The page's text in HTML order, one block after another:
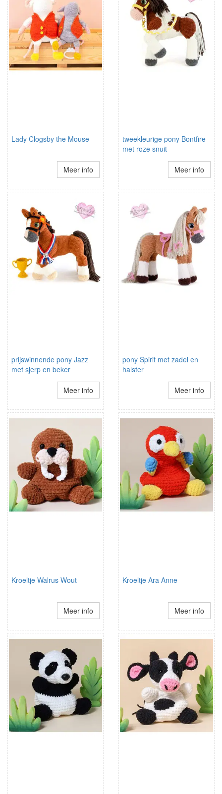
Lady Clogsby the Mouse
Meer info
tweekleurige pony Bontfire
met roze snuit
Meer info
prijswinnende pony Jazz
met sjerp en beker
Meer info
pony Spirit met zadel en
halster
Meer info
Kroeltje Walrus Wout
Meer info
Kroeltje Ara Anne
Meer info